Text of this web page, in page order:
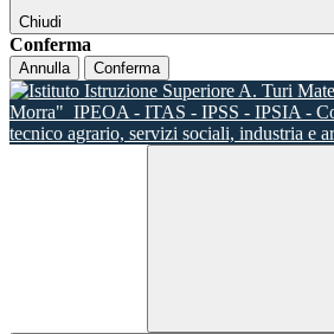
Chiudi
Conferma
Annulla Conferma
Morra" IPEOA - ITAS - IPSS - IPSIA -
tecnico agrario, servizi sociali, industria e